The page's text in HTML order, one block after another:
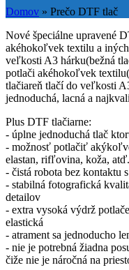
Domov » Prečo DTF tlač
Nové špeciálne upravené
akéhokoľvek textilu a
veľkosti A3 hárku(bežná
potlači akéhokoľvek
tlačiareň tlačí do veľkosti
jednoduchá, lacná a
Plus DTF tlačiarne:
- úplne jednoduchá tlač
- možnosť potlačiť
elastan, rifľovina, koža,
- čistá robota bez kontaktu
- stabilná fotografická
detailov
- extra vysoká výdrž
elastická
- atrament sa jednoducho
- nie je potrebná žiadna
čiže nie je náročná na